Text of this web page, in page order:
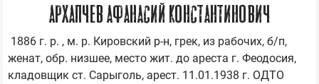
АРХАПЧЕВ АФАНАСИЙ КОНСТАНТИНОВИЧ
женат, обр. низшее, место жит. до ареста г. Феодосия,
кладовщик ст. Сарыголь, арест. 11.01.1938 г. ОДТО